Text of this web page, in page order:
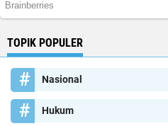
TOPIK POPULER
Nasional
Hukum